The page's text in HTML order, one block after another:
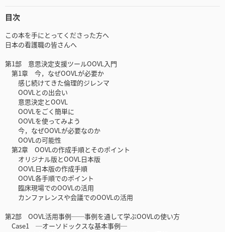
目次
この本を手にとってくださった方へ
日本の看護職の皆さんへ
第1部 意思決定支援ツールOOVL入門
第1章 今，なぜOOVLが必要か
感じ続けてきた倫理的ジレンマ
OOVLとの出会い
意思決定とOOVL
OOVLをごく簡単に
OOVLを使ってみよう
今，なぜOOVLが必要なのか
OOVLの可能性
第2章 OOVLの作成手順とそのポイント
オリジナル版とOOVL日本版
OOVL日本版の作成手順
OOVL各手順でのポイント
臨床現場でのOOVLの活用
カンファレンスや会議でのOOVLの活用
第2部 OOVL活用事例──事例を通して学ぶOOVLの使い方
Case1 ─オーソドックスな基本事例─